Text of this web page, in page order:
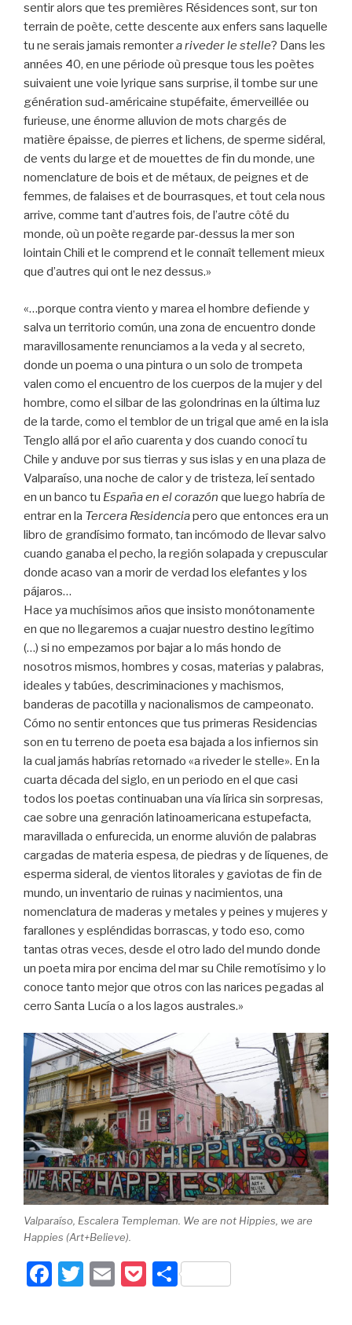
sentir alors que tes premières Résidences sont, sur ton
terrain de poète, cette descente aux enfers sans laquelle
tu ne serais jamais remontera riveder le stelle? Dans les
années 40, en une période où presque tous les poètes
suivaient une voie lyrique sans surprise, il tombe sur une
génération sud-américaine stupéfaite, émerveillée ou
furieuse, une énorme alluvion de mots chargés de
matière épaisse, de pierres et lichens, de sperme sidéral,
de vents du large et de mouettes de fin du monde, une
nomenclature de bois et de métaux, de peignes et de
femmes, de falaises et de bourrasques, et tout cela nous
arrive, comme tant d’autres fois, de l’autre côté du
monde, où un poète regarde par-dessus la mer son
lointain Chili et le comprend et le connaît tellement mieux
que d’autres qui ont le nez dessus.»
«…porque contra viento y marea el hombre defiende y
salva un territorio común, una zona de encuentro donde
maravillosamente renunciamos a la veda y al secreto,
donde un poema o una pintura o un solo de trompeta
valen como el encuentro de los cuerpos de la mujer y del
hombre, como el silbar de las golondrinas en la última luz
de la tarde, como el temblor de un trigal que amé en la isla
Tenglo allá por el año cuarenta y dos cuando conocí tu
Chile y anduve por sus tierras y sus islas y en una plaza de
Valparaíso, una noche de calor y de tristeza, leí sentado
en un banco tu España en el corazón que luego habría de
entrar en la Tercera Residenciapero que entonces era un
libro de grandísimo formato, tan incómodo de llevar salvo
cuando ganaba el pecho, la región solapada y crepuscular
donde acaso van a morir de verdad los elefantes y los
pájaros…
Hace ya muchísimos años que insisto monótonamente
en que no llegaremos a cuajar nuestro destino legítimo
(…) si no empezamos por bajar a lo más hondo de
nosotros mismos, hombres y cosas, materias y palabras,
ideales y tabúes, descriminaciones y machismos,
banderas de pacotilla y nacionalismos de campeonato.
Cómo no sentir entonces que tus primeras Residencias
son en tu terreno de poeta esa bajada a los infiernos sin
la cual jamás habrías retornado «a riveder le stelle». En la
cuarta década del siglo, en un periodo en el que casi
todos los poetas continuaban una vía lírica sin sorpresas,
cae sobre una genración latinoamericana estupefacta,
maravillada o enfurecida, un enorme aluvión de palabras
cargadas de materia espesa, de piedras y de líquenes, de
esperma sideral, de vientos litorales y gaviotas de fin de
mundo, un inventario de ruinas y nacimientos, una
nomenclatura de maderas y metales y peines y mujeres y
farallones y espléndidas borrascas, y todo eso, como
tantas otras veces, desde el otro lado del mundo donde
un poeta mira por encima del mar su Chile remotísimo y lo
conoce tanto mejor que otros con las narices pegadas al
cerro Santa Lucía o a los lagos australes.»
Valparaíso, Escalera Templeman. We are not Hippies, we are
Happies (Art+Believe).
F
T
E
P P